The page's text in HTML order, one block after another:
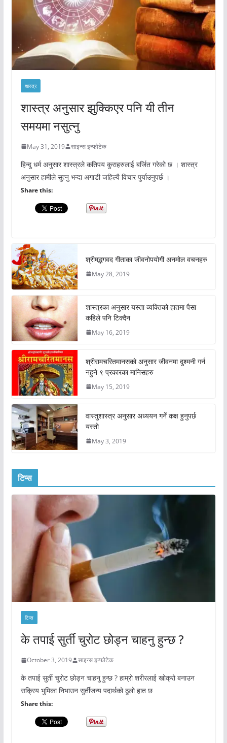
शास्त्र
शास्त्र अनुसार झुक्किएर पनि यी तीन
समयमा नसुत्नु
May 31, 2019 साइन्स इन्फोटेक
हिन्दु धर्म अनुसार शास्त्रले कतिपय कुराहरुलाई बर्जित गरेको छ । शास्त्र
अनुसार हामीले सुत्नु भन्दा अगाडी जहिल्यै विचार पुर्याउनुपर्छ ।
Share this:
श्रीमद्भगवद गीताका जीवनोपयोगी अनमोल वचनहरु
May 28, 2019
शास्त्रका अनुसार यस्ता व्यक्तिको हातमा पैसा
कहिले पनि टिक्दैन
May 16, 2019
श्रीरामचरितमानसको अनुसार जीवनमा दुश्मनी गर्न
नहुने ९ प्रकारका मानिसहरु
May 15, 2019
वास्तुशास्त्र अनुसार अध्ययन गर्ने कक्ष हुनुपर्छ
यस्तो
May 3, 2019
टिप्स
टिप्स
के तपाई सुर्ती चुरोट छोड्न चाहनु हुन्छ ?
October 3, 2019 साइन्स इन्फोटेक
के तपाई सुर्ती चुरोट छोड्न चाहनु हुन्छ ? हाम्रो शरीरलाई खोक्रो बनाउन
सक्रिय भुमिका निभाउन सुर्तीजन्य पदार्थको ठूलो हात छ
Share this: